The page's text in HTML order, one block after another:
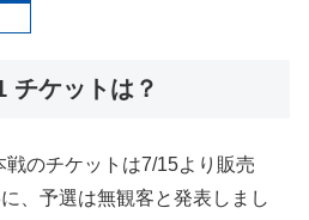
チケットは？
のチケットは7/15より販売
、予選は無観客と発表しまし